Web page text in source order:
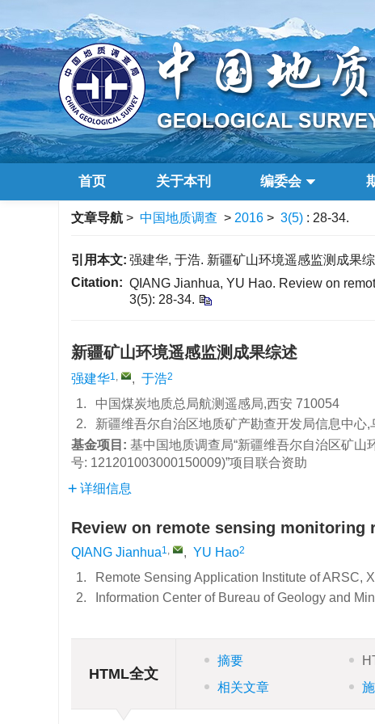
首页 关于本刊 编委会
文章导航 > 中国地质调查 > 2016 > 3(5) : 28-34.
引用本文: 强建华, 于浩. 新疆矿山环境遥感监测成果
Citation: QIANG Jianhua, YU Hao. Review on
3(5): 28-34.
新疆矿山环境遥感监测成果综述
强建华1, , 于浩2
1.
中国煤炭地质总局航测遥感局,西安 710054
2.
新疆维吾尔自治区地质矿产勘查开发局信息中心,
基金项目: 基中国地质调查局“新疆维吾尔自治区矿山
号: 121201003000150009)”项目联合资助
详细信息
Review on remote sensing
QIANG Jianhua1, , YU Hao2
1.
Remote Sensing Application Institute of ARSC,
2.
Information Center of Bureau of Geology and
HTML全文
摘要
相关文章